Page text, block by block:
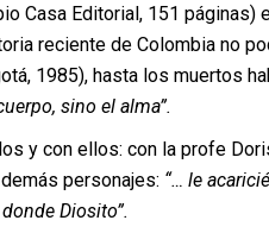
Casa Editorial, 151 páginas)
reciente de Colombia no
1985), hasta los muertos
sino el alma”.
y con ellos: con la profe
personajes: “… le
Diosito”.